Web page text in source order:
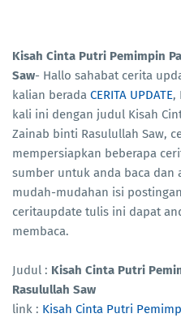
Kisah Cinta Putri Pemimpin
Saw- Hallo sahabat cerita
kalian berada CERITA UPDATE,
kali ini dengan judul Kisah
Zainab binti Rasulullah Saw,
mempersiapkan beberapa
sumber untuk anda baca
mudah-mudahan isi postingan
ceritaupdate tulis ini dapat
membaca.
Judul : Kisah Cinta Putri
Rasulullah Saw
link : Kisah Cinta Putri